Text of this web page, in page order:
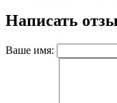
Написать
Ваше имя: